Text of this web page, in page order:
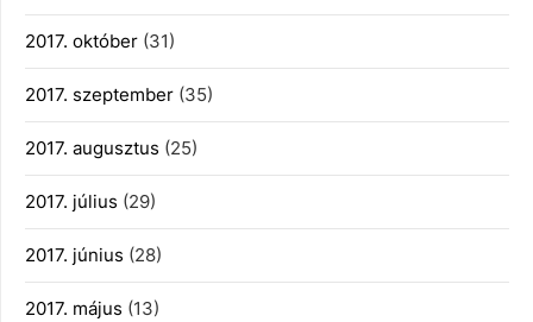
2017. október (31)
2017. szeptember (35)
2017. augusztus (25)
2017. július (29)
2017. június (28)
2017. május (13)